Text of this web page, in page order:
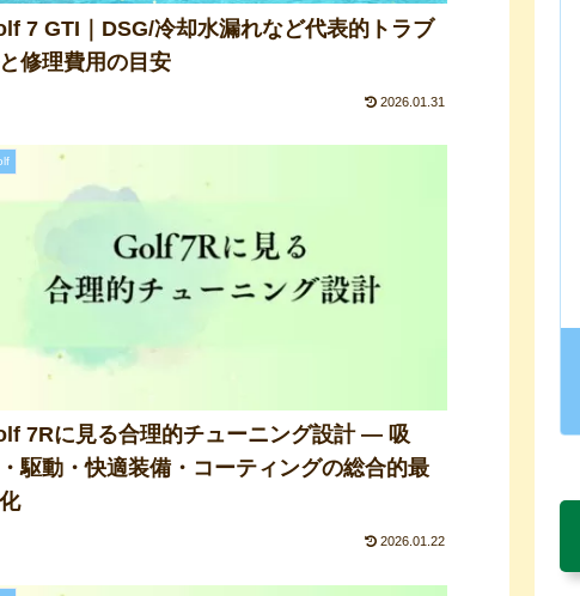
7 GTI｜DSG/冷却水漏れなど代表的トラブ
修理費用の目安
2026.01.31
7Rに見る合理的チューニング設計 ― 吸
駆動・快適装備・コーティングの総合的最
2026.01.22